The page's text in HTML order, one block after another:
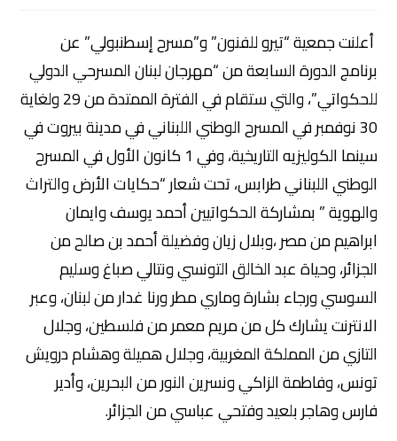
أعلنت جمعية “تيرو للفنون” و”مسرح إسطنبولي” عن
برنامج الدورة السابعة من “مهرجان لبنان المسرحي الدولي
للحكواتي”، والتي ستقام في الفترة الممتدة من 29 ولغاية
30 نوفمبر في المسرح الوطني اللبناني في مدينة بيروت في
سينما الكوليزيه التاريخية، وفي 1 كانون الأول في المسرح
الوطني اللبناني طرابس، تحت شعار “حكايات الأرض والتراث
والهوية ” بمشاركة الحكواتيين أحمد يوسف وايمان
ابراهيم من مصر ،وبلال زيان وفضيلة أحمد بن صالح من
الجزائر، وحياة عبد الخالق التونسي ونتالي صباغ وسليم
السوسي ورجاء بشارة وماري مطر ورنا غدار من لبنان، وعبر
الانترنت يشارك كل من مريم معمر من فلسطين، وجلال
التازي من المملكة المغربية، وجلال هميلة وهشام درويش
تونس، وفاطمة الزاكي ونسرين النور من البحرين، وأدير
فارس وهاجر بلعيد وفتحي عباسي من الجزائر.